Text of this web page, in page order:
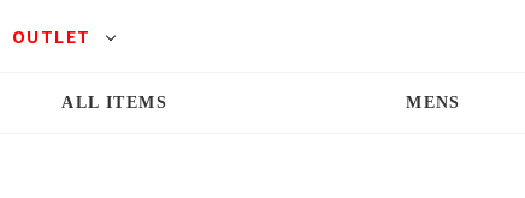
OUTLET
ALL ITEMS MENS